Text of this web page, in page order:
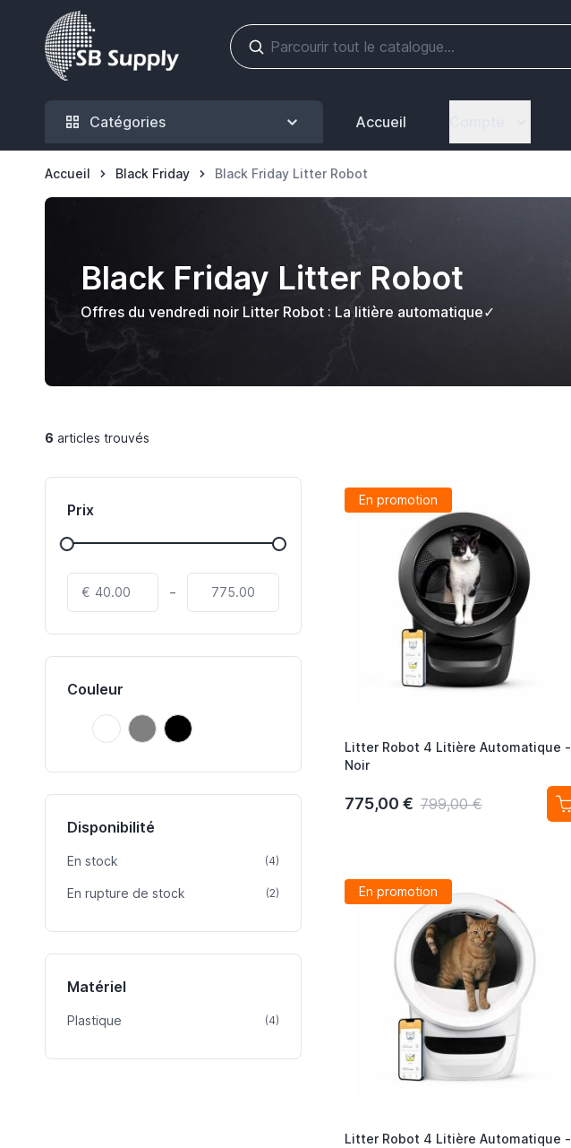
Allez au contenu
Catégories Accueil
Accueil Black Friday Black Friday Litter Robot
Black Friday Litter Robot
Offres du vendredi noir Litter Robot : La litière automatique✓
6 articles trouvés
Prix
€ -
Couleur
Blanc
BlancGris
Gris Noir
Noir
Disponibilité
En stock (4)article
En rupture de stock (2)article
Matériel
Plastique (4)article
En promotion
Litter Robot 4 Litière Automatique -
Noir
775,00 € 799,00 €
En promotion
Litter Robot 4 Litière Automatique -